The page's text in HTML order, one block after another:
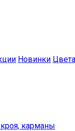
Новинки Цвета
кроя, карманы